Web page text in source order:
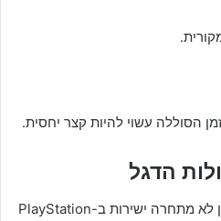
הסוללה עשוי להיות קצר יחסית.
הדגל
למרות השיפור הגדול, היא עדיין לא מתחרה ישירות ב-PlayStation